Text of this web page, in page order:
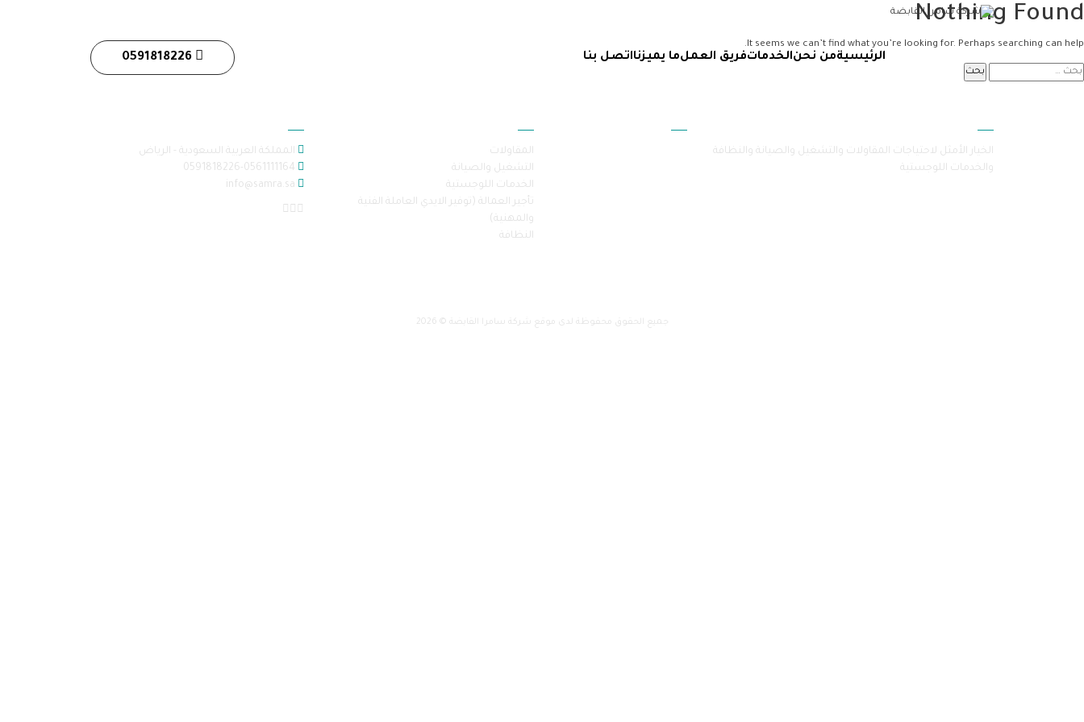
الرئيسيةمن نحنالخدماتفريق العملما يميزنااتصل بنا 0591818226
Nothing Found
It seems we can’t find what you’re looking for. Perhaps searching can help.
الخيار الأمثل لاحتياجات المقاولات والتشغيل والصيانة والنظافة
والخدمات اللوجستية
المقاولات
التشغيل والصيانة
الخدمات اللوجستية
تأجير العمالة (توفير الايدي العاملة الفنية
والمهنية)
النظافة
المملكة العربية السعودية - الرياض
info@samra.sa
جميع الحقوق محفوظة لدى موقع شركة سامرا القابضة © 2026